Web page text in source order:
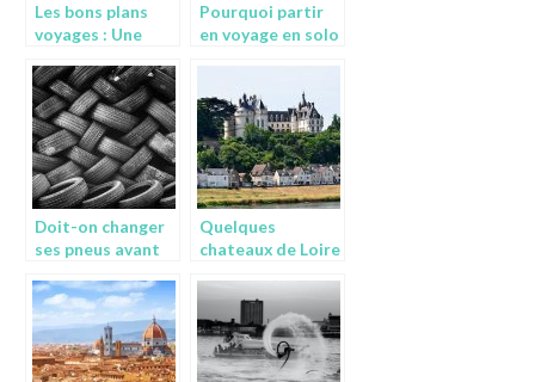
Les bons plans
voyages : Une
enchante plus
d’un
Pourquoi partir
en voyage en solo
Doit-on changer
ses pneus avant
vacances ?
Quelques
chateaux de Loire
prix